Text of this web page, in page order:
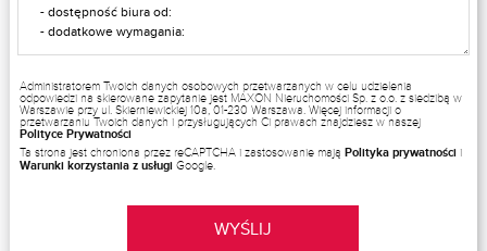
Administratorem Twoich danych osobowych przetwarzanych w celu udzielenia
odpowiedzi na skierowane zapytanie jest MAXON Nieruchomości Sp. z o.o. z siedzibą w
Warszawie przy ul. Skierniewickiej 10a, 01-230 Warszawa. Więcej informacji o
przetwarzaniu Twoich danych i przysługujących Ci prawach znajdziesz w naszej
Polityce Prywatności
Ta strona jest chroniona przez reCAPTCHA i zastosowanie mają Polityka prywatności i
Warunki korzystania z usługi Google.
WYŚLIJ